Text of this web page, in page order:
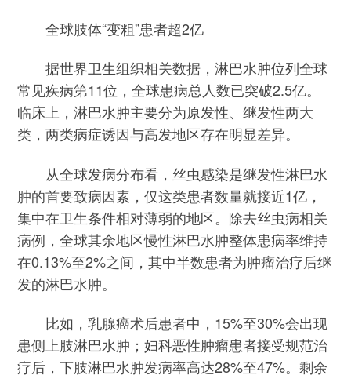
全球肢体“变粗”患者超2亿
据世界卫生组织相关数据，淋巴水肿位列全球
常见疾病第11位，全球患病总人数已突破2.5亿。
临床上，淋巴水肿主要分为原发性、继发性两大
类，两类病症诱因与高发地区存在明显差异。
从全球发病分布看，丝虫感染是继发性淋巴水
肿的首要致病因素，仅这类患者数量就接近1亿，
集中在卫生条件相对薄弱的地区。除去丝虫病相关
病例，全球其余地区慢性淋巴水肿整体患病率维持
在0.13%至2%之间，其中半数患者为肿瘤治疗后继
发的淋巴水肿。
比如，乳腺癌术后患者中，15%至30%会出现
患侧上肢淋巴水肿；妇科恶性肿瘤患者接受规范治
疗后，下肢淋巴水肿发病率高达28%至47%。剩余